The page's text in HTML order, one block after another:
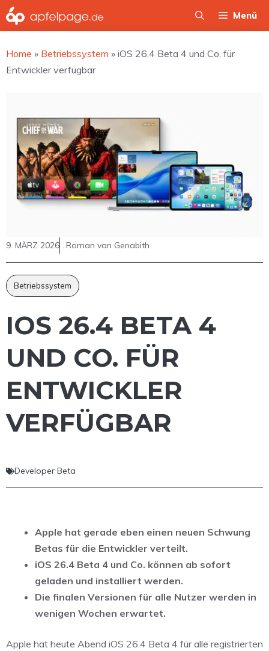
Zum
Inhalt
Menü
Home » Betriebssystem » iOS 26.4 Beta 4 und Co. für
Entwickler verfügbar
9. MÄRZ 2026 Roman van Genabith
Betriebssystem
IOS 26.4 BETA 4
UND CO. FÜR
ENTWICKLER
VERFÜGBAR
Developer Beta
Apple hat gerade eben einen neuen Schwung
Betas für die Entwickler verteilt.
iOS 26.4 Beta 4 und Co. können ab sofort
geladen und installiert werden.
Die finalen Versionen für alle Nutzer werden in
wenigen Wochen erwartet.
Apple hat heute Abend iOS 26.4 Beta 4 für alle registrierten